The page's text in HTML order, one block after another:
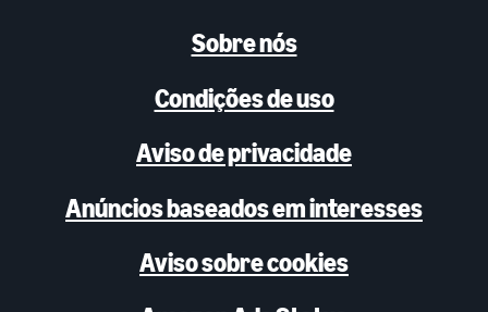
Sobre nós
Condições de uso
Aviso de privacidade
Anúncios baseados em interesses
Aviso sobre cookies